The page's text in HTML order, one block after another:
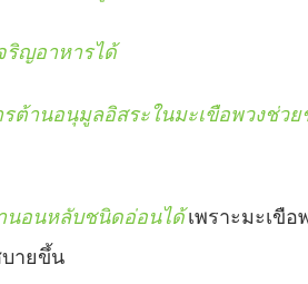
ริญอาหารได้
ต้านอนุมูลอิสระในมะเขือพวงช่วย
นอนหลับชนิดอ่อนได้เพราะมะเขื
ายขึ้น